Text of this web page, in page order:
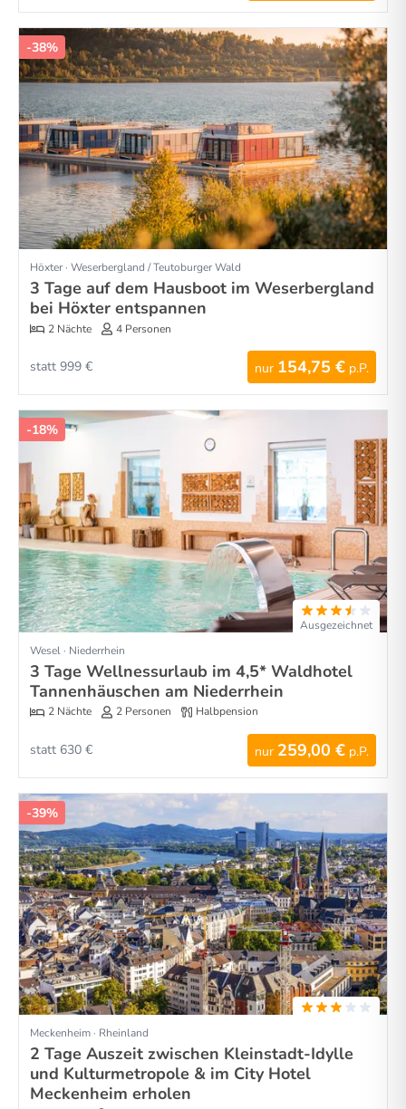
-38%
Höxter · Weserbergland / Teutoburger Wald
3 Tage auf dem Hausboot im Weserbergland
bei Höxter entspannen
2 Nächte 4 Personen
nur 154,75 € p.P.
statt 999 €
-18%
Ausgezeichnet
Wesel · Niederrhein
3 Tage Wellnessurlaub im 4,5* Waldhotel
Tannenhäuschen am Niederrhein
2 Nächte 2 Personen Halbpension
nur 259,00 € p.P.
statt 630 €
-39%
Meckenheim · Rheinland
2 Tage Auszeit zwischen Kleinstadt-Idylle
und Kulturmetropole & im City Hotel
Meckenheim erholen